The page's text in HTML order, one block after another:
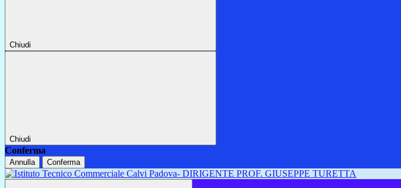
Chiudi
Chiudi
Conferma
Annulla Conferma